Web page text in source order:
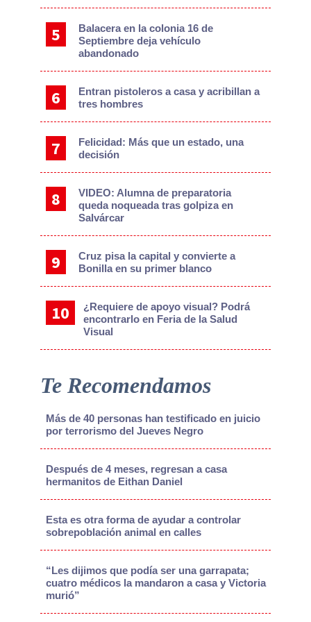
Balacera en la colonia 16 de
Septiembre deja vehículo
abandonado
Entran pistoleros a casa y acribillan a
tres hombres
Felicidad: Más que un estado, una
decisión
VIDEO: Alumna de preparatoria
queda noqueada tras golpiza en
Salvárcar
Cruz pisa la capital y convierte a
Bonilla en su primer blanco
¿Requiere de apoyo visual? Podrá
encontrarlo en Feria de la Salud
Visual
Te Recomendamos
Más de 40 personas han testificado en juicio
por terrorismo del Jueves Negro
Después de 4 meses, regresan a casa
hermanitos de Eithan Daniel
Esta es otra forma de ayudar a controlar
sobrepoblación animal en calles
“Les dijimos que podía ser una garrapata;
cuatro médicos la mandaron a casa y Victoria
murió”